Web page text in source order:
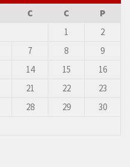
C C
P
1
2
7 8
9
14 15
16
21 22
23
28 29
30